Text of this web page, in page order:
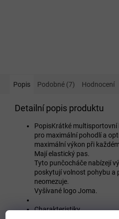
Popis Podobné (7) Hodnocení
Detailní popis produktu
PopisKrátké multisportovní
pro maximální pohodlí a
maximální výkon při
Mají elastický pas.
Tyto punčocháče nabízejí
poskytují volnost pohybu a
neomezuje.
Vyšívané logo Joma.
Charakteristiky